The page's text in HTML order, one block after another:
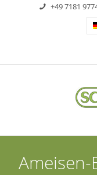
+49 7181